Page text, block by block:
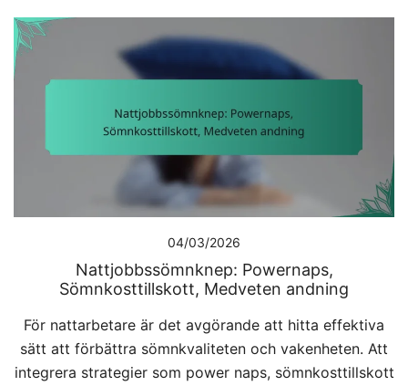
04/03/2026
Nattjobbssömnknep: Powernaps,
Sömnkosttillskott, Medveten andning
För nattarbetare är det avgörande att hitta effektiva
sätt att förbättra sömnkvaliteten och vakenheten. Att
integrera strategier som power naps, sömnkosttillskott